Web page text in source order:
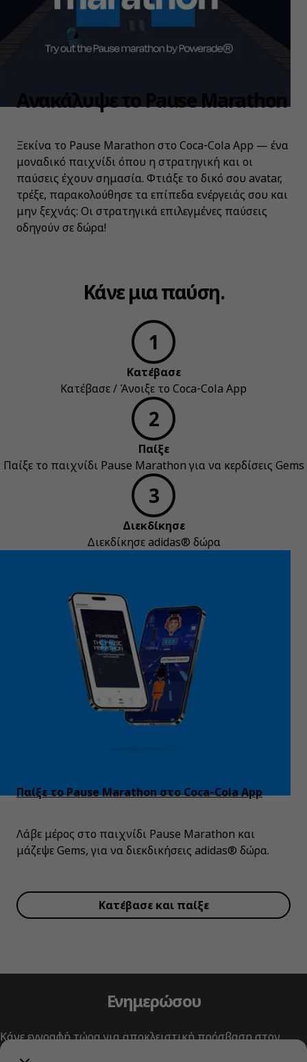
Ανακάλυψε το Pause Marathon
Ξεκίνα το Pause Marathon στο Coca‑Cola App — ένα
μοναδικό παιχνίδι όπου η στρατηγική και οι
παύσεις έχουν σημασία. Φτιάξε το δικό σου avatar,
τρέξε, παρακολούθησε τα επίπεδα ενέργειάς σου και
μην ξεχνάς: Οι στρατηγικά επιλεγμένες παύσεις
οδηγούν σε δώρα!
Κάνε μια παύση.
Κατέβασε
Κατέβασε / Άνοιξε το Coca‑Cola App
Παίξε
Παίξε το παιχνίδι Pause Marathon για να κερδίσεις Gems
Διεκδίκησε
Διεκδίκησε adidas® δώρα
Παίξε το Pause Marathon στο Coca‑Cola App
Λάβε μέρος στο παιχνίδι Pause Marathon και
μάζεψε Gems, για να διεκδικήσεις adidas® δώρα.
Κατέβασε και παίξε
Ενημερώσου
Κάνε εγγραφή τώρα για αποκλειστική πρόσβαση στον
κόσμο της Coca‑Cola!